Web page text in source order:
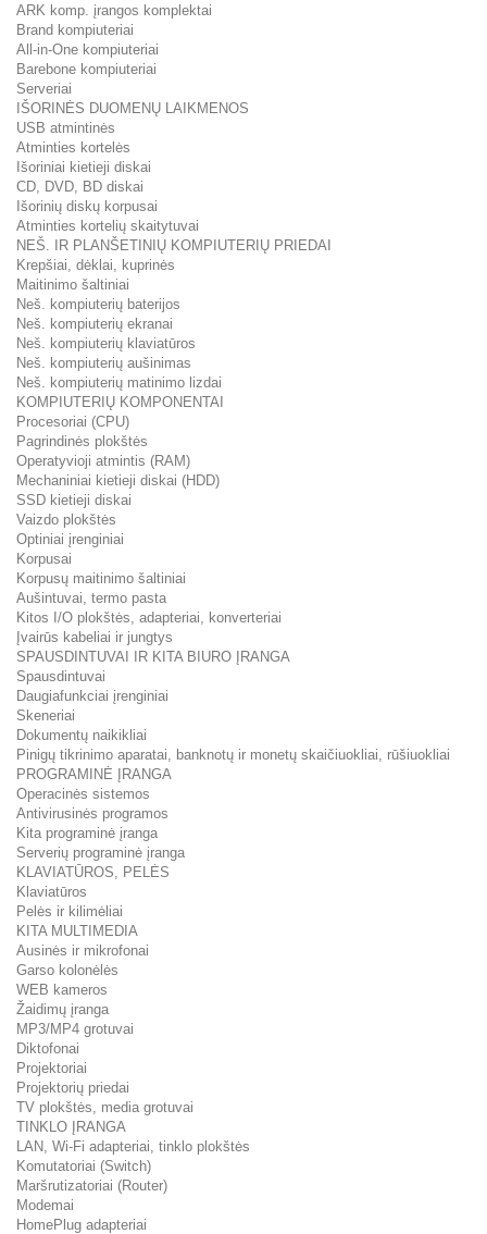
ARK komp. įrangos komplektai
Brand kompiuteriai
All-in-One kompiuteriai
Barebone kompiuteriai
Serveriai
IŠORINĖS DUOMENŲ LAIKMENOS
USB atmintinės
Atminties kortelės
Išoriniai kietieji diskai
CD, DVD, BD diskai
Išorinių diskų korpusai
Atminties kortelių skaitytuvai
NEŠ. IR PLANŠETINIŲ KOMPIUTERIŲ PRIEDAI
Krepšiai, dėklai, kuprinės
Maitinimo šaltiniai
Neš. kompiuterių baterijos
Neš. kompiuterių ekranai
Neš. kompiuterių klaviatūros
Neš. kompiuterių aušinimas
Neš. kompiuterių matinimo lizdai
KOMPIUTERIŲ KOMPONENTAI
Procesoriai (CPU)
Pagrindinės plokštės
Operatyvioji atmintis (RAM)
Mechaniniai kietieji diskai (HDD)
SSD kietieji diskai
Vaizdo plokštės
Optiniai įrenginiai
Korpusai
Korpusų maitinimo šaltiniai
Aušintuvai, termo pasta
Kitos I/O plokštės, adapteriai, konverteriai
Įvairūs kabeliai ir jungtys
SPAUSDINTUVAI IR KITA BIURO ĮRANGA
Spausdintuvai
Daugiafunkciai įrenginiai
Skeneriai
Dokumentų naikikliai
Pinigų tikrinimo aparatai, banknotų ir monetų skaičiuokliai, rūšiuokliai
PROGRAMINĖ ĮRANGA
Operacinės sistemos
Antivirusinės programos
Kita programinė įranga
Serverių programinė įranga
KLAVIATŪROS, PELĖS
Klaviatūros
Pelės ir kilimėliai
KITA MULTIMEDIA
Ausinės ir mikrofonai
Garso kolonėlės
WEB kameros
Žaidimų įranga
MP3/MP4 grotuvai
Diktofonai
Projektoriai
Projektorių priedai
TV plokštės, media grotuvai
TINKLO ĮRANGA
LAN, Wi-Fi adapteriai, tinklo plokštės
Komutatoriai (Switch)
Maršrutizatoriai (Router)
Modemai
HomePlug adapteriai